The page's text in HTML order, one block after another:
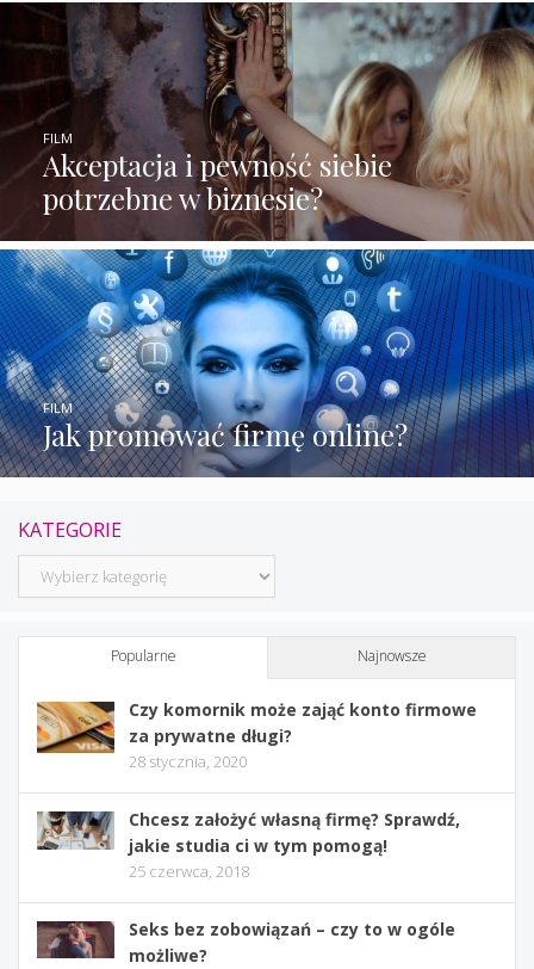
Akceptacja i pewność siebie
potrzebne w biznesie?
FILM
Jak promować firmę online?
FILM
KATEGORIE
Kategorie
Popularne Najnowsze
Czy komornik może zająć konto firmowe
za prywatne długi?
28 stycznia, 2020
Chcesz założyć własną firmę? Sprawdź,
jakie studia ci w tym pomogą!
25 czerwca, 2018
Seks bez zobowiązań – czy to w ogóle
możliwe?